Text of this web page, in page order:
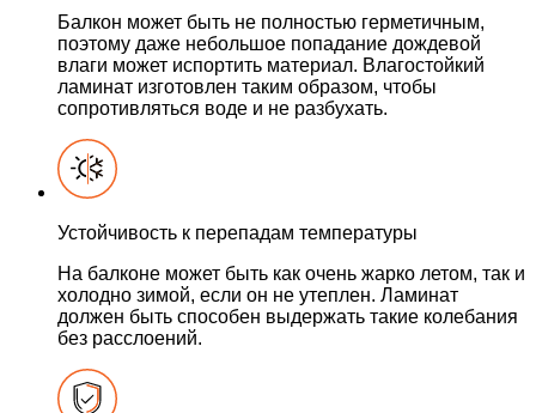
Балкон может быть не полностью герметичным,
поэтому даже небольшое попадание дождевой
влаги может испортить материал. Влагостойкий
ламинат изготовлен таким образом, чтобы
сопротивляться воде и не разбухать.
Устойчивость к перепадам температуры
На балконе может быть как очень жарко летом, так и
холодно зимой, если он не утеплен. Ламинат
должен быть способен выдержать такие колебания
без расслоений.